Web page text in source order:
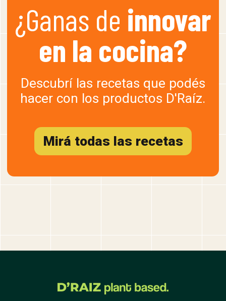
¿Ganas de innovar
en la cocina?
Descubrí las recetas que podés
hacer con los productos D'Raíz.
Mirá todas las recetas